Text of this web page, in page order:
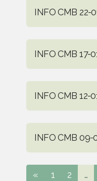
INFO CMB 22-
INFO CMB 17-
INFO CMB 12-
INFO CMB 09-
« 1 2 ...